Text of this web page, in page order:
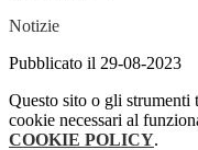
Notizie
Pubblicato il 29-08-2023
Questo sito o gli strumenti
cookie necessari al
COOKIE POLICY.